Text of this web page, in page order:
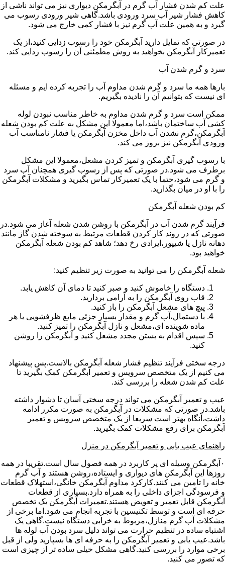
علت کم شدن فشار آب گرم در آبگرمکن دیواری نیز می تواند ناشی از
کاهش فشار شیر آب سرد ورودی باشد.گاهی شیر ورودی رسوب می
گیرد و به همین علت آب گرم نیز با فشار کمی خارج می شود.
در صورتی که تمایل دارید آبگرمکن خود را رسوب زدایی کنید،از یک
تعمیرکار آبگرمکن بخواهید به روش مطمئنی آن را رسوب زدایی کند.
سرد و گرم شدن آب
بارها همه ما سرد و گرم شدن مداوم آب را تجربه کرده ایم و مسئله
ای نیست که بتوانیم آن را نادیده بگیریم.
ممکن است سرد و گرم شدن مداوم به خاطر مناسب نبودن لوله
کشی آب ساختمان باشد،اما معمولا این مشکل به علت کم بودن شعله
آبگرمکن،گرم نشدن آب داخل مخزن آبگرمکن یا فشار نامناسب آب
ورودی آبگرمکن نیز بروز می کند.
با رسوب گیری آبگرمکن و تمیز کردن مشعل،معمولا این مشکل
برطرف می شود.در صورتی که پس از رسوب گیری همچنان آب سرد
و گرم می شود،حتما با یک تعمیرکار تماس بگیرید و مشکلات آبگرمکن
را با او در میان بگذارید.
کم بودن شعله آبگرمکن
فرآیند گرم شدن آب در آبگرمکن با روشن شدن شعله آغاز می شود.در
صورتی که در روند کار کردن قطعات مرتبط به سوخته شدن گاز مانند
دهانه نازل یا شیپور،ایرادی رخ دهد؛ شاهد کم بودن شعله آبگرمکن
خواهید بود.
شعله آبگرمکن را می توانید به صورت زیر تنظیم کنید:
دستگاه را خاموش کنید و صبر کنید تا دمای آن کاهش یابد.
قاب روی آبگرمکن را به آرامی بردارید.
پیچ های مشعل آبگرمکن را باز کنید.
با دستمال،آب گرم و مقدار بسیار جزئی مایع ظرفشویی یا هر
ماده شوینده ای،مشعل و نازل آبگرمکن را تمیز کنید.
سپس اقدام به بستن مجدد مشعل کنید و آبگرمکن را روشن
کنید.
درجه سختی فرآیند تنظیم فشار شعله آبگرمکن بالاست.پس پیشنهاد
می کنیم از یک متخصص سرویس و تعمیر آبگرمکن کمک بگیرید تا
علت کم شدن شعله را بررسی کند.
عیب و تعمیر آبگرمکن می تواند درجه سختی آسان تا دشوار داشته
باشد.در صورتی که مشکلات در آبگرمکن به صورت مکرر ادامه
داشت،آنگاه بهتر است سریعا از یک متخصص سرویس و تعمیر
آبگرمکن برای رفع مشکلات کمک بگیرید.
راهنمای عیب یابی و تعمیر آبگرمکن در منزل
۰آبگرمکن وسیله ای پر کاربرد در همه فصول سال است.تقریبا در همه
روزها این آبگرمکن های دیواری و ایستاده،روشن هستند و آب گرم
خانه را تامین می کنند.کارکرد مداوم آبگرمکن خانگی،استهلاک قطعات
و فرسودگی اجزای داخلی را به همراه دارد.بسیاری از قطعات
آبگرمکن قابل تعمیر و تعویض هستند.تعمیرات آبگرمکن یک تخصص
حرفه ای است و توسط تکنیسین با تجربه انجام می شود.اما برخی از
مشکلات آب گرم منازل،مربوط به خرابی دستگاه نیست.گاهی یک
اشتباه ساده در تنظیم حرارت می تواند دلیل سرد بودن آب لوله ها
باشد.عیب یابی و تعمیر آبگرمکن را به حرفه ای ها بسپارید ولی از قبل
برخی موارد را بررسی کنید.گاهی مشکل خیلی ساده تر از چیزی است
که تصور می کنید.